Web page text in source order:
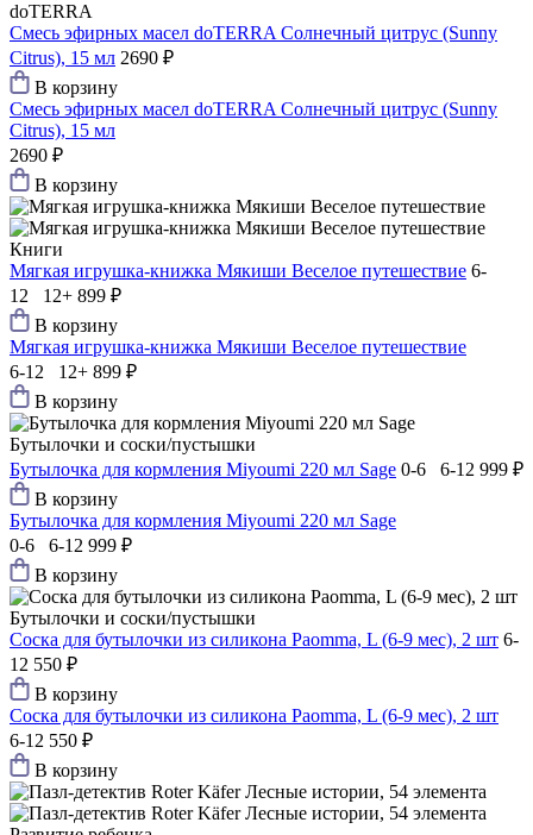
doTERRA
Смесь эфирных масел doTERRA Солнечный цитрус (Sunny
Сitrus), 15 мл 2690 ₽
В корзину
Смесь эфирных масел doTERRA Солнечный цитрус (Sunny
Сitrus), 15 мл
2690 ₽
В корзину
Книги
Мягкая игрушка-книжка Мякиши Веселое путешествие 6-
12 12+ 899 ₽
В корзину
Мягкая игрушка-книжка Мякиши Веселое путешествие
6-12 12+ 899 ₽
В корзину
Бутылочки и соски/пустышки
Бутылочка для кормления Miyoumi 220 мл Sage 0-6 6-12 999 ₽
В корзину
Бутылочка для кормления Miyoumi 220 мл Sage
0-6 6-12 999 ₽
В корзину
Бутылочки и соски/пустышки
Соска для бутылочки из силикона Paomma, L (6-9 мес), 2 шт 6-
12 550 ₽
В корзину
Соска для бутылочки из силикона Paomma, L (6-9 мес), 2 шт
6-12 550 ₽
В корзину